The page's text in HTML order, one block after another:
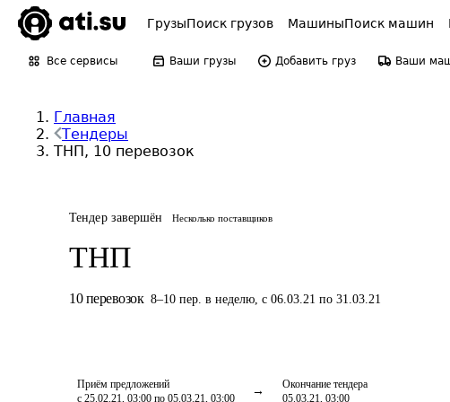
ГрузыПоиск грузов МашиныПоиск машин
Все сервисы Ваши грузы Добавить груз Ваши
Главная
Тендеры
ТНП, 10 перевозок
Тендер завершён Несколько поставщиков
ТНП
10 перевозок 8–10 пер. в неделю, с 06.03.21 по 31.03.21
Приём предложений
с 25.02.21, 03:00 по 05.03.21, 03:00
Окончание тендера
05.03.21, 03:00